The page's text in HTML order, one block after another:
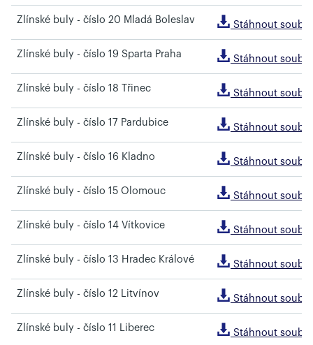
Zlínské buly - číslo 20 Mladá Boleslav Stáhnout soubor
Zlínské buly - číslo 19 Sparta Praha Stáhnout soubor
Zlínské buly - číslo 18 Třinec Stáhnout soubor
Zlínské buly - číslo 17 Pardubice Stáhnout soubor
Zlínské buly - číslo 16 Kladno Stáhnout soubor
Zlínské buly - číslo 15 Olomouc Stáhnout soubor
Zlínské buly - číslo 14 Vítkovice Stáhnout soubor
Zlínské buly - číslo 13 Hradec Králové Stáhnout soubor
Zlínské buly - číslo 12 Litvínov Stáhnout soubor
Zlínské buly - číslo 11 Liberec Stáhnout soubor